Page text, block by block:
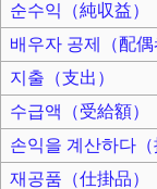
순수익（純収益）
배우자 공제（配偶
지출（支出）
수급액（受給額）
손익을 계산하다（
재공품（仕掛品）